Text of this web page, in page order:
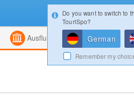
Kombiniert
Ausflugsziele
Do you want to switch to
TouriSpo?
German
Remember my
Konfigurator